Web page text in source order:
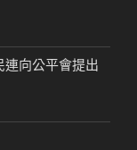
向公平會提出